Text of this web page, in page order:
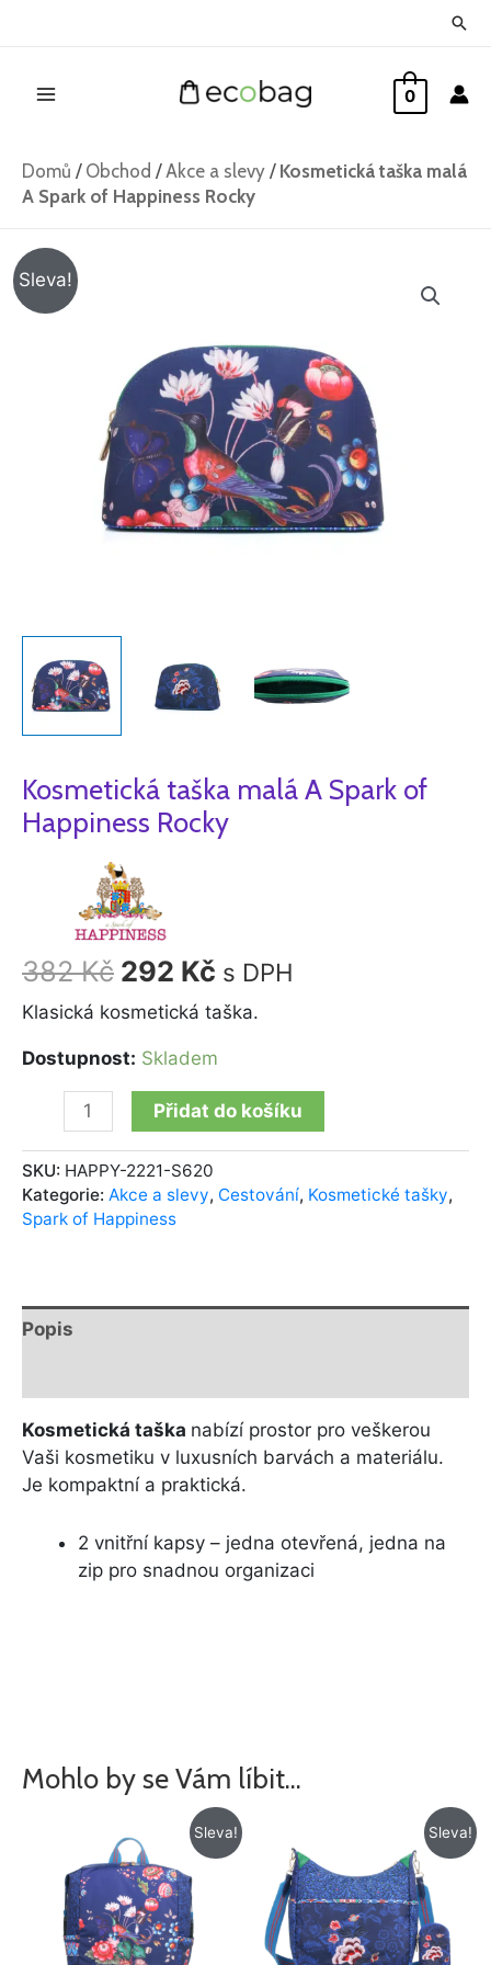
0
Domů / Obchod /Akce a slevy / Kosmetická taška malá
A Spark of Happiness Rocky
Sleva!
Kosmetická taška malá A Spark of
Happiness Rocky
382Kč
byla:
382 Kč.
292 Kč
je:
292 Kč.
s DPH
Klasická kosmetická taška.
Dostupnost: Skladem
Kosmetická
Happiness
Přidat do košíku
SKU: HAPPY-2221-S620
Kategorie: Akce a slevy, Cestování, Kosmetické tašky,
Spark of Happiness
Popis
Kosmetická taška nabízí prostor pro veškerou
Vaši kosmetiku v luxusních barvách a materiálu.
Je kompaktní a praktická.
2 vnitřní kapsy – jedna otevřená, jedna na
zip pro snadnou organizaci
Mohlo by se Vám líbit…
Sleva!
cena
byla:
625 Kč.
Aktuální
cena
1
325 Kč.
Sleva!
byla:
1
099 Kč.
Aktuální
cena
je:
989 Kč.